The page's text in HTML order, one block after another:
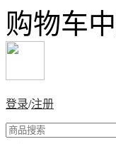
购物车
登录/注册